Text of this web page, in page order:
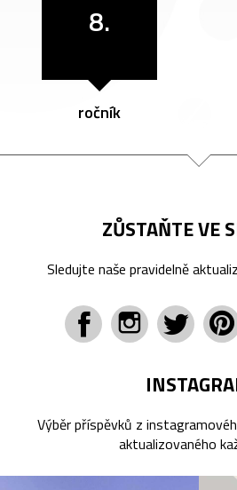
8.
ročník
ZŮSTAŇTE VE
Sledujte naše pravidelně
Výběr příspěvků z
aktualizovaného